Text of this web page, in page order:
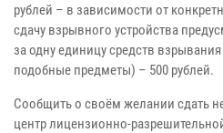
рублей – в зависимости от
сдачу взрывного устройства
за одну единицу средств
подобные предметы) – 500 рублей.
Сообщить о своём желании сдать
центр лицензионно-